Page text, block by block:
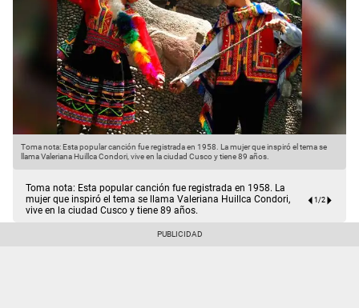
Toma nota: Esta popular canción fue registrada en 1958. La mujer que inspiró el tema se
llama Valeriana Huillca Condori, vive en la ciudad Cusco y tiene 89 años.
Toma nota: Esta popular canción fue registrada en 1958. La
mujer que inspiró el tema se llama Valeriana Huillca Condori,
vive en la ciudad Cusco y tiene 89 años.
1/2